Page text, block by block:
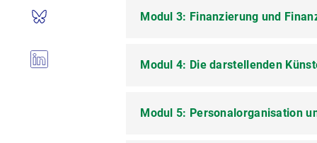
Positionierung und
Theaterleitung:
Arbeitsrecht
Modul 3: Finanzierung und
Instrumente der
Förderlandschaft und
Modul 4: Die darstellenden
Organisationsentwicklung und
Modul 5: Personalorganisation